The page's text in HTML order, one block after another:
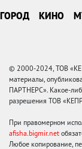
ГОРОД КИНО
© 2000-2024, ТОВ
материалы,
ПАРТНЕРС». Какое-
разрешения ТОВ
При правомерном
afisha.bigmir.net
Любое копирование,